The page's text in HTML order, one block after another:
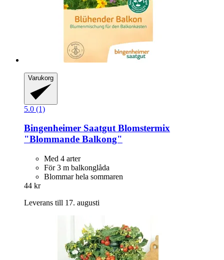
Varukorg
5.0 (1)
Bingenheimer SaatgutBlomstermix
"Blommande Balkong"
Med 4 arter
För 3 m balkonglåda
Blommar hela sommaren
44 kr
Leverans till 17. augusti